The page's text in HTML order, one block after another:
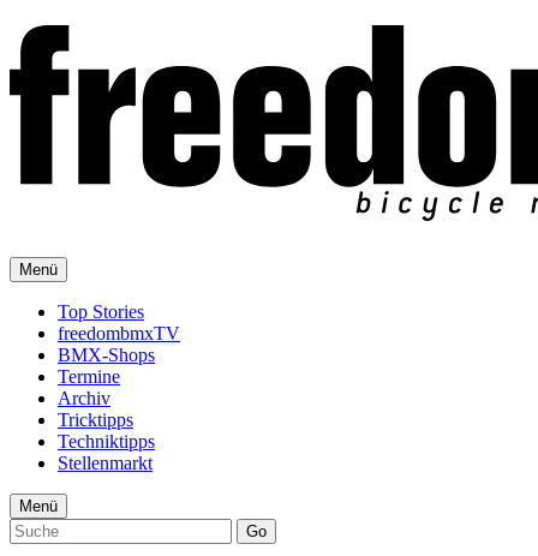
Menü
Top Stories
freedombmxTV
BMX-Shops
Termine
Archiv
Tricktipps
Techniktipps
Stellenmarkt
Menü
Go